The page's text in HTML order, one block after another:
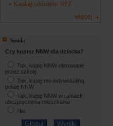
Katalog oddziałów NFZ
więcej
Sonda
Czy kupisz NNW dla dziecka?
Tak, kupię NNW oferowane
przez szkołę
Tak, kupię mu indywidualną
polisę NNW
Tak, kupię NNW w ramach
ubezpieczenia mieszkania
Nie